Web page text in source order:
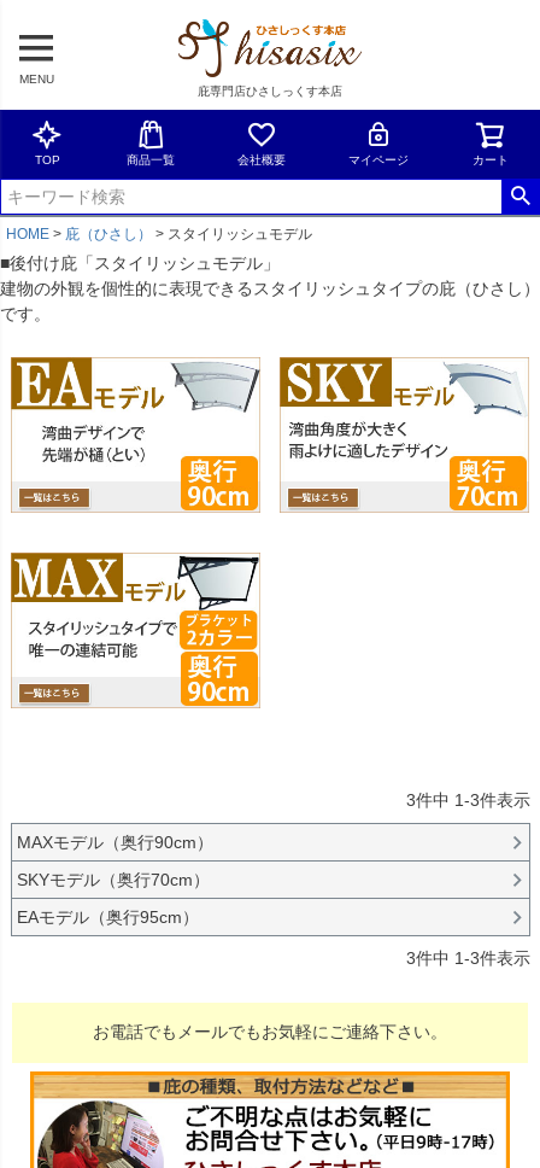
MENU
庇専門店ひさしっくす本店
TOP 商品一覧 会社概要 マイページ カート
HOME 庇（ひさし） スタイリッシュモデル
■後付け庇「スタイリッシュモデル」
建物の外観を個性的に表現できるスタイリッシュタイプの庇（ひさし）
です。
3件中 1-3件表示
MAXモデル（奥行90cm）
SKYモデル（奥行70cm）
EAモデル（奥行95cm）
3件中 1-3件表示
お電話でもメールでもお気軽にご連絡下さい。